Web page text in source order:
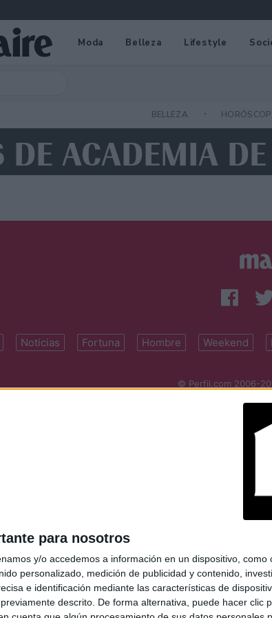
para nosotros
y/o accedemos a información en un dispositivo,
personalizado, medición de publicidad y contenido,
e identificación mediante las características de
descrito. De forma alternativa, puede hacer
Moda Belleza Lifestyle
BELLEZA
DE ACADEMIA
Noticias Fortuna Hombre Weekend
© Perfil.com 2006-